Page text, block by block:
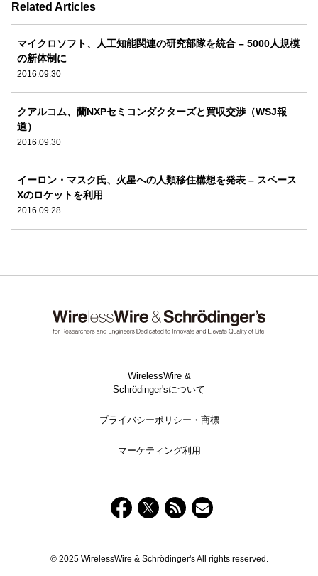
Related Articles
マイクロソフト、人工知能関連の研究部隊を統合 – 5000人規模
の新体制に
2016.09.30
クアルコム、蘭NXPセミコンダクターズと買収交渉（WSJ報
道）
2016.09.30
イーロン・マスク氏、火星への人類移住構想を発表 – スペース
Xのロケットを利用
2016.09.28
WirelessWire &
Schrödinger'sについて
プライバシーポリシー・商標
マーケティング利用
© 2025 WirelessWire & Schrödinger's All rights reserved.